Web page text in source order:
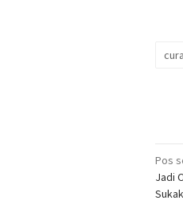
Pos
Jadi